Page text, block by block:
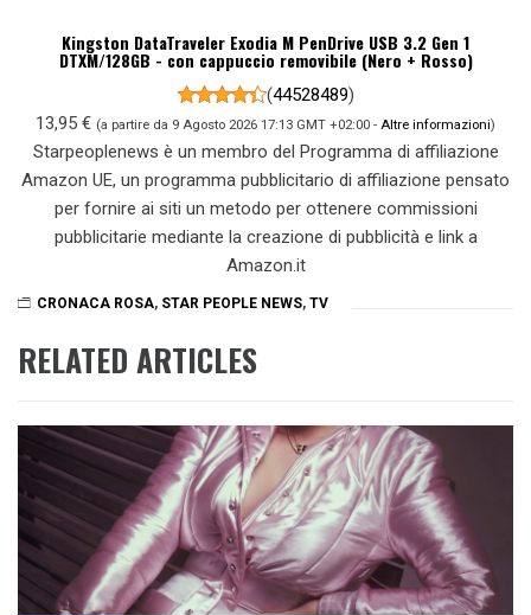
Kingston DataTraveler Exodia M PenDrive USB 3.2 Gen 1
DTXM/128GB - con cappuccio removibile (Nero + Rosso)
(44528489)
13,95 € (a partire da 9 Agosto 2026 17:13 GMT +02:00 - Altre informazioni)
Starpeoplenews è un membro del Programma di affiliazione
Amazon UE, un programma pubblicitario di affiliazione pensato
per fornire ai siti un metodo per ottenere commissioni
pubblicitarie mediante la creazione di pubblicità e link a
Amazon.it
CRONACA ROSA, STAR PEOPLE NEWS, TV
RELATED ARTICLES